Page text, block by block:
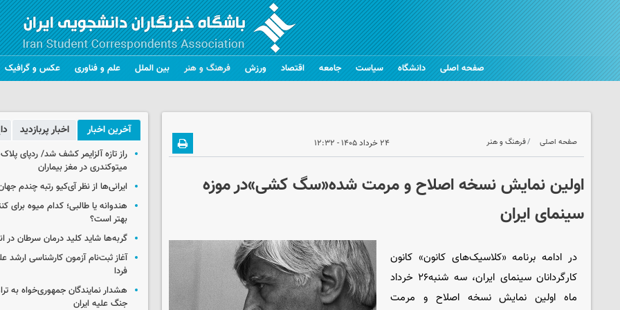
صفحه اصلی دانشگاه سیاست جامعه اقتصاد ورزش فرهنگ و هنر بین الملل علم و فناوری عکس و گرافیک
صفحه اصلی فرهنگ و هنر ۲۴ خرداد ۱۴۰۵ - ۱۲:۳۲
اولین نمایش نسخه اصلاح و مرمت شده«سگ کشی»در موزه
سینمای ایران
در ادامه برنامه «کلاسیک‌های کانون» کانون
کارگردانان سینمای ایران، سه شنبه۲۶ خرداد
ماه اولین نمایش نسخه اصلاح و مرمت
آخرین اخبار اخبار پربازدید
راز تازه آلزایمر کشف شد/ ردپای
میتوکندری در مغز بیماران
ایرانی‌ها از نظر آی‌کیو رتبه چندم
هندوانه یا طالبی؛ کدام‌ میوه برای
بهتر است؟
گربه‌ها شاید کلید درمان سرطان در
آغاز ثبت‌نام‌ آزمون کارشناسی ارشد
فردا
هشدار نمایندگان جمهوری‌خواه به
جنگ علیه ایران